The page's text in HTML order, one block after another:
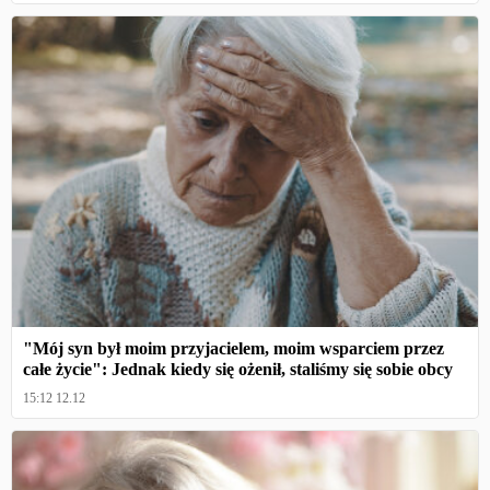
"Mój syn był moim przyjacielem, moim wsparciem przez
całe życie": Jednak kiedy się ożenił, staliśmy się sobie obcy
15:12 12.12